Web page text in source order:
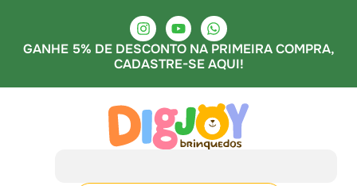
GANHE 5% DE DESCONTO NA PRIMEIRA COMPRA,
CADASTRE-SE AQUI!